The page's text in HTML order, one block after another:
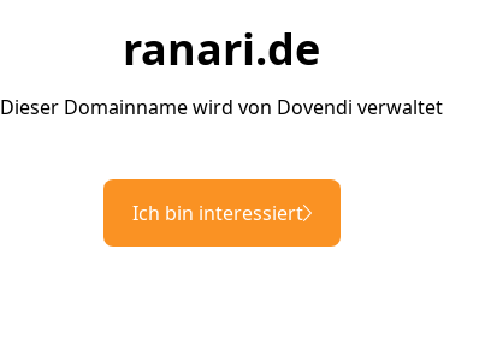
ranari.de
Dieser Domainname wird von Dovendi verwaltet
Ich bin interessiert